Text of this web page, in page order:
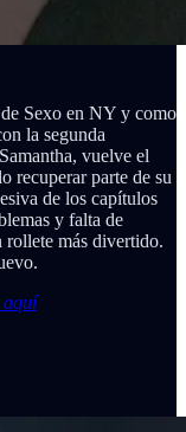
Sexo en NY y como
la segunda
vuelve el
recuperar parte de su
de los capítulos
y falta de
rollete más divertido.
aquí